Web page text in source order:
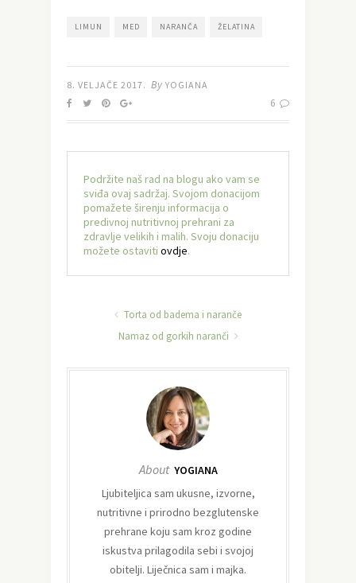
LIMUN MED NARANČA ŽELATINA
8. VELJAČE 2017. By YOGIANA
6
Podržite naš rad na blogu ako vam se
sviđa ovaj sadržaj. Svojom donacijom
pomažete širenju informacija o
predivnoj nutritivnoj prehrani za
zdravlje velikih i malih. Svoju donaciju
možete ostaviti ovdje.
Torta od badema i naranče
Namaz od gorkih naranči
About YOGIANA
Ljubiteljica sam ukusne, izvorne,
nutritivne i prirodno bezglutenske
prehrane koju sam kroz godine
iskustva prilagodila sebi i svojoj
obitelji. Liječnica sam i majka.